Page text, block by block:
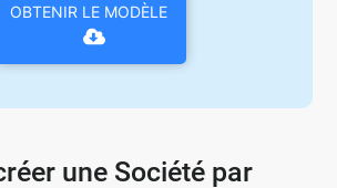
OBTENIR LE MODÈLE
une Société par